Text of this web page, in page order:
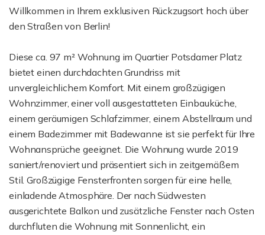
Willkommen in Ihrem exklusiven Rückzugsort hoch über
den Straßen von Berlin!
Diese ca. 97 m² Wohnung im Quartier Potsdamer Platz
bietet einen durchdachten Grundriss mit
unvergleichlichem Komfort. Mit einem großzügigen
Wohnzimmer, einer voll ausgestatteten Einbauküche,
einem geräumigen Schlafzimmer, einem Abstellraum und
einem Badezimmer mit Badewanne ist sie perfekt für Ihre
Wohnansprüche geeignet. Die Wohnung wurde 2019
saniert/renoviert und präsentiert sich in zeitgemäßem
Stil. Großzügige Fensterfronten sorgen für eine helle,
einladende Atmosphäre. Der nach Südwesten
ausgerichtete Balkon und zusätzliche Fenster nach Osten
durchfluten die Wohnung mit Sonnenlicht, ein